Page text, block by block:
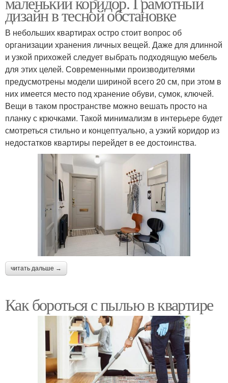
дизайн в тесной обстановке
В небольших квартирах остро стоит вопрос об
организации хранения личных вещей. Даже для длинной
и узкой прихожей следует выбрать подходящую мебель
для этих целей. Современными производителями
предусмотрены модели шириной всего 20 см, при этом в
них имеется место под хранение обуви, сумок, ключей.
Вещи в таком пространстве можно вешать просто на
планку с крючками. Такой минимализм в интерьере будет
смотреться стильно и концептуально, а узкий коридор из
недостатков квартиры перейдет в ее достоинства.
читать дальше →
Как бороться с пылью в квартире